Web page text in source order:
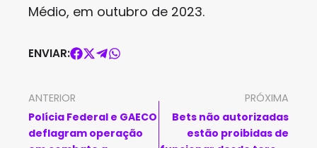
Médio, em outubro de 2023.
ENVIAR:
ANTERIOR
Polícia Federal e GAECO
deflagram operação
PRÓXIMA
Bets não autorizadas
estão proibidas de